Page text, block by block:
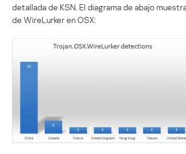
detallada de KSN. El diagrama de abajo
de WireLurker en OSX: